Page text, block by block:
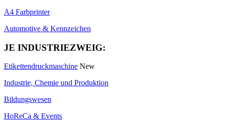
A4 Farbprinter
Automotive & Kennzeichen
JE INDUSTRIEZWEIG:
Etikettendruckmaschine New
Industrie, Chemie und Produktion
Bildungswesen
HoReCa & Events